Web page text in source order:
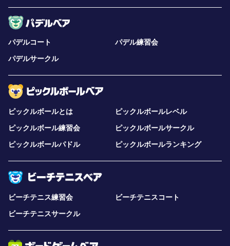
パデルコート
パデル練習会
パデルサークル
ピックルボールとは
ピックルボールレベル
ピックルボール練習会
ピックルボールサークル
ピックルボールパドル
ピックルボールランキング
ビーチテニス練習会
ビーチテニスコート
ビーチテニスサークル